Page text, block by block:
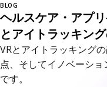
BLOG
ヘルスケア・アプ
とアイトラッキン
VRとアイトラッキング
点、そしてイノベーシ
です。